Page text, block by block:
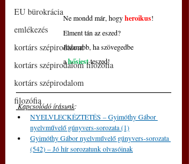
EU bürokrácia
emlékezés
kortárs szépirodalom
kortárs szépirodalom filozófia
kortárs szépirodalom
filozófia
Ne mondd már, hogy heroikus!
Elment tán az eszed?
Józanabb, ha szövegedbe
a hősiest teszed!
Kapcsolódó írásunk:
NYELVLECKÉZTETÉS – Gyimóthy Gábor
nyelvművelő gúnyvers-sorozata (1)
Gyimóthy Gábor nyelvművelő gúnyvers-sorozata
(542) – Jó hír sorozatunk olvasóinak